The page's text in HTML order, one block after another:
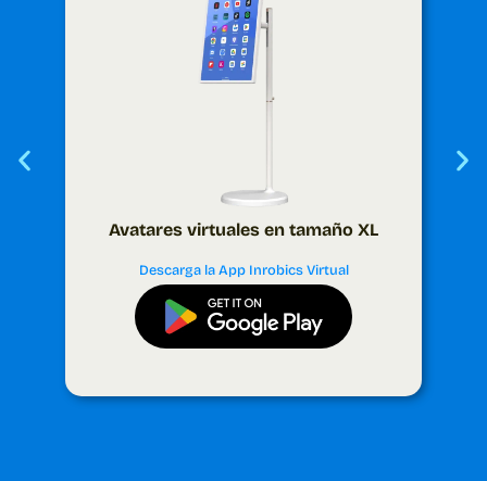
Avatares virtuales en tamaño XL
Descarga la App Inrobics Virtual